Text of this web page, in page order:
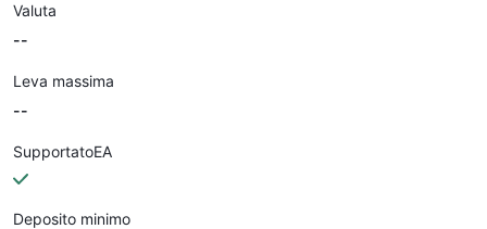
Valuta
--
Leva massima
--
SupportatoEA
Deposito minimo